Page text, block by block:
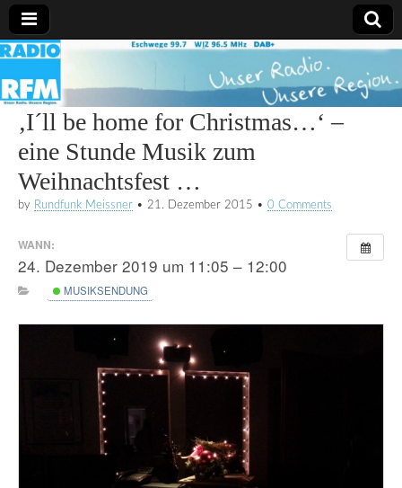
Radio
RFM
‚I´ll be home for Christmas…‘ –
eine Stunde Musik zum
Weihnachtsfest …
by Rundfunk Meissner • 21. Dezember 2015 • 0 Comments
WANN:
24. Dezember 2019 um 11:05 – 12:00
MUSIKSENDUNG